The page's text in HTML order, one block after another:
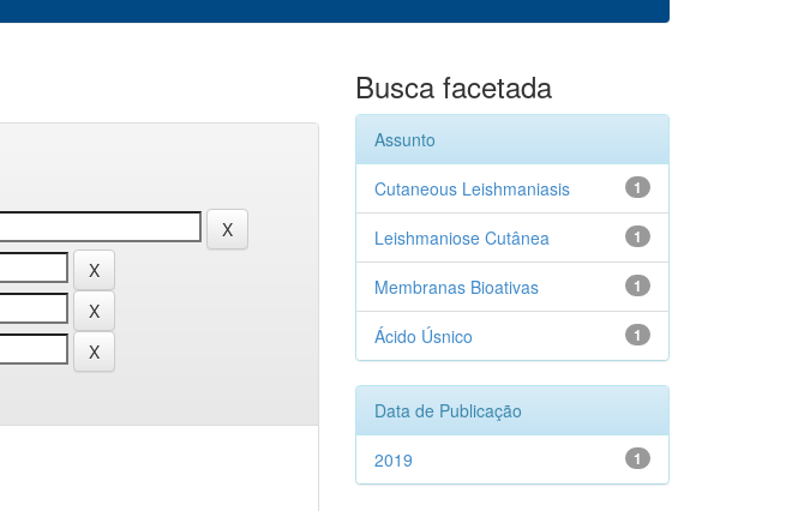
Busca facetada
Assunto
1
Cutaneous Leishmaniasis
1
Leishmaniose Cutânea
1
Membranas Bioativas
1
Ácido Úsnico
Data de Publicação
1
2019